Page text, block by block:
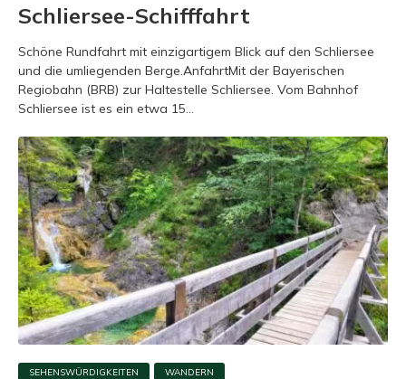
Schliersee-Schifffahrt
Schöne Rundfahrt mit einzigartigem Blick auf den Schliersee
und die umliegenden Berge.AnfahrtMit der Bayerischen
Regiobahn (BRB) zur Haltestelle Schliersee. Vom Bahnhof
Schliersee ist es ein etwa 15...
SEHENSWÜRDIGKEITEN WANDERN